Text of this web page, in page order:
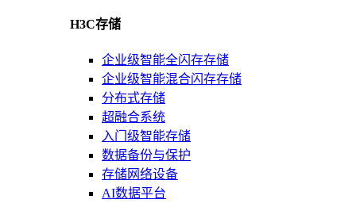
H3C存储
企业级智能全闪存存储
企业级智能混合闪存存储
分布式存储
超融合系统
入门级智能存储
数据备份与保护
存储网络设备
AI数据平台